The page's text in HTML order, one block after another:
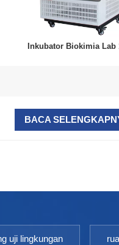
Inkubator Biokimia Lab
BACA
uji lingkungan